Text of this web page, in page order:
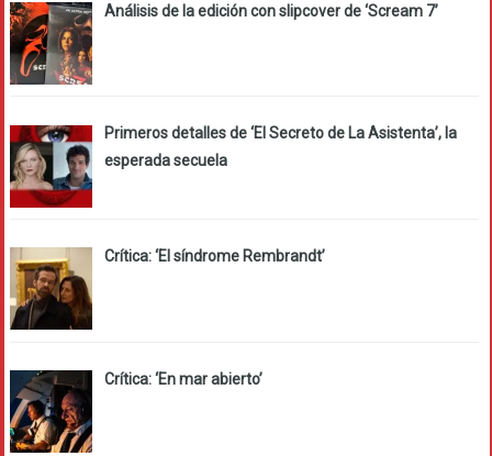
Análisis de la edición con slipcover de ‘Scream 7’
Primeros detalles de ‘El Secreto de La Asistenta’, la
esperada secuela
Crítica: ‘El síndrome Rembrandt’
Crítica: ‘En mar abierto’